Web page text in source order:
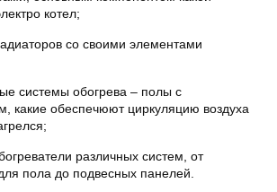
котел;
со своими элементами
системы обогрева – полы с
какие обеспечюют циркуляцию воздуха
различных систем, от
пола до подвесных панелей.